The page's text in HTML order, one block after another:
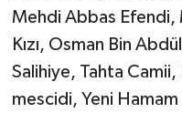
Mehdi Abbas Efendi,
Kızı, Osman Bin
Salihiye, Tahta Camii,
mescidi, Yeni